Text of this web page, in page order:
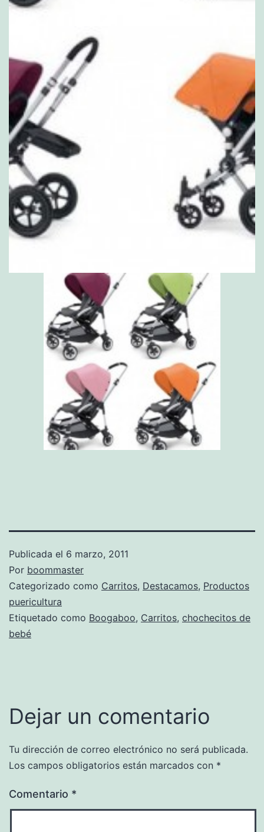
Publicada el 6 marzo, 2011
Por boommaster
Categorizado como Carritos, Destacamos, Productos
puericultura
Etiquetado como Boogaboo, Carritos, chochecitos de
bebé
Dejar un comentario
Tu dirección de correo electrónico no será publicada.
Los campos obligatorios están marcados con *
Comentario *